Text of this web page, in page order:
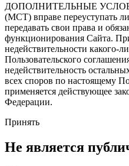
ДОПОЛНИТЕЛЬНЫЕ
(МСТ) вправе переуступать
передавать свои права и
функционирования Сайта.
недействительности какого-
Пользовательского
недействительность
всех споров по настоящему
применяется действующее
Федерации.
Принять
Не является